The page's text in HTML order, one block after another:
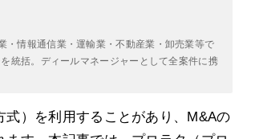
・情報通信業・運輸業・不動産業・卸売業等で
統括。ディールマネージャーとして全案件に携
）を利用することがあり、M&Aの